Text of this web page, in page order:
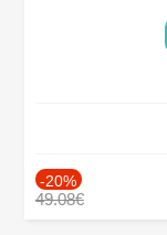
-20%
49.08€